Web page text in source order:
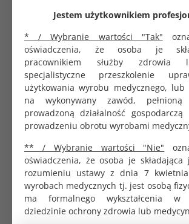
Jestem użytkownikiem
* / Wybranie wartości "Tak"
oświadczenia, że osoba je
pracownikiem służby zdrowia
specjalistyczne przeszkolenie
użytkowania wyrobu medycznego,
na wykonywany zawód,
prowadzoną działalność
prowadzeniu obrotu wyrobami
** / Wybranie wartości "Nie"
oświadczenia, że osoba je
rozumieniu ustawy z dnia 7
wyrobach medycznych tj. jest osobą
ma formalnego wykształcenia w
dziedzinie ochrony zdrowia lub
stabilność chwytu przy jednoczesnej
Zastosowanie kliniczne
Kulociąg Braun to
chirurgiczne, którego głównym
stabilizacja szyjki macicy poprzez jej
pewne uchwycenie i
szerokie zastosowanie w:
Zabiegach ginekologicznych:
zakładaniu wkładek
biopsjach endometrium
histeroskopowych.
Chirurgii małoinwazyjnej:
podczas zabiegów operacyjnych w
wymagających precyzyjnej